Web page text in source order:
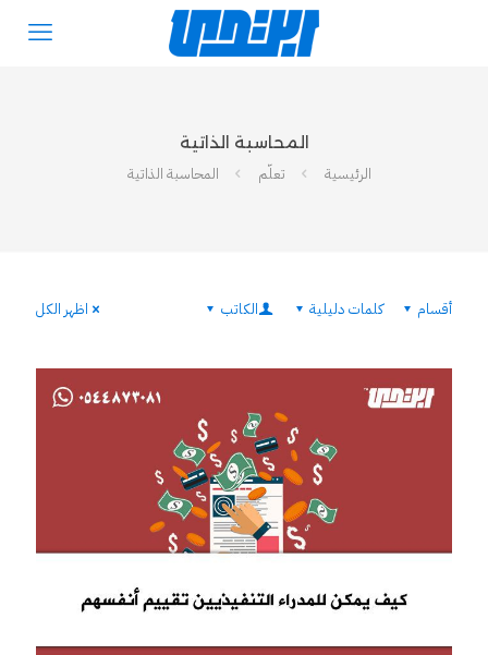
المحاسبة الذاتية
الرئيسية
تعلّم المحاسبة الذاتية
أقسام كلمات دليلية الكاتب اظهر الكل